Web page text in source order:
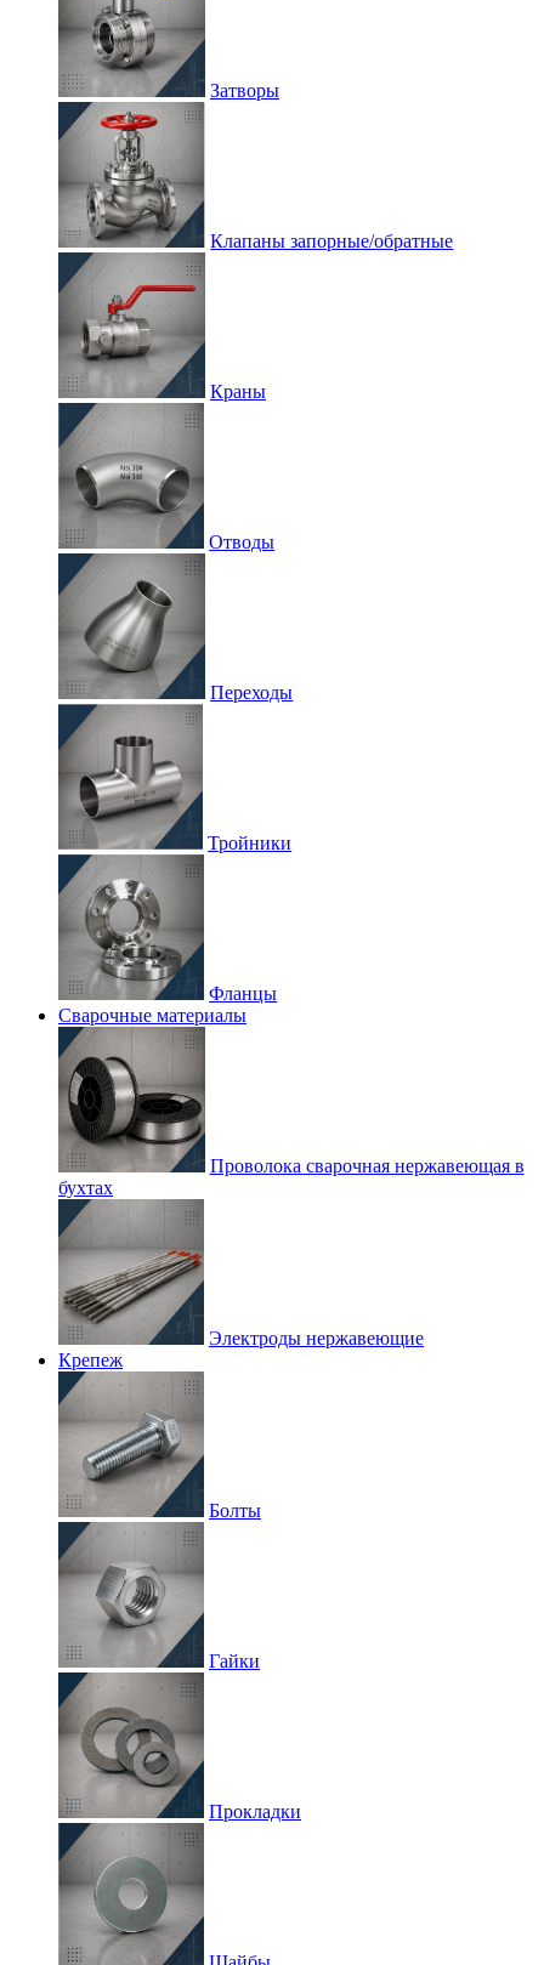
Затворы
Клапаны запорные/обратные
Краны
Отводы
Переходы
Тройники
Фланцы
Сварочные материалы
Проволока сварочная нержавеющая в
бухтах
Электроды нержавеющие
Крепеж
Болты
Гайки
Прокладки